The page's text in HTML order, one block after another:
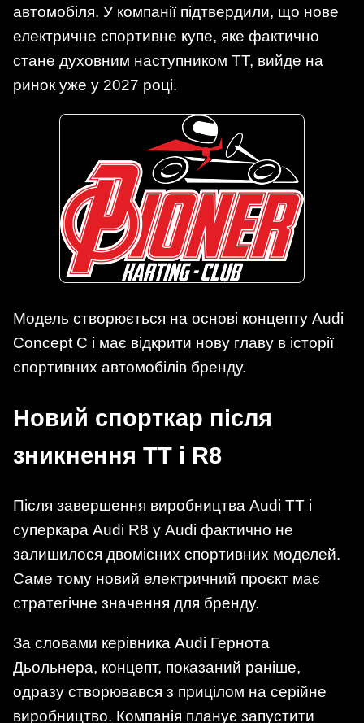
автомобіля. У компанії підтвердили, що нове
електричне спортивне купе, яке фактично
стане духовним наступником TT, вийде на
ринок уже у 2027 році.
Модель створюється на основі концепту Audi
Concept C і має відкрити нову главу в історії
спортивних автомобілів бренду.
Новий спорткар після
зникнення TT і R8
Після завершення виробництва Audi TT і
суперкара Audi R8 у Audi фактично не
залишилося двомісних спортивних моделей.
Саме тому новий електричний проєкт має
стратегічне значення для бренду.
За словами керівника Audi Гернота
Дьольнера, концепт, показаний раніше,
одразу створювався з прицілом на серійне
виробництво. Компанія планує запустити